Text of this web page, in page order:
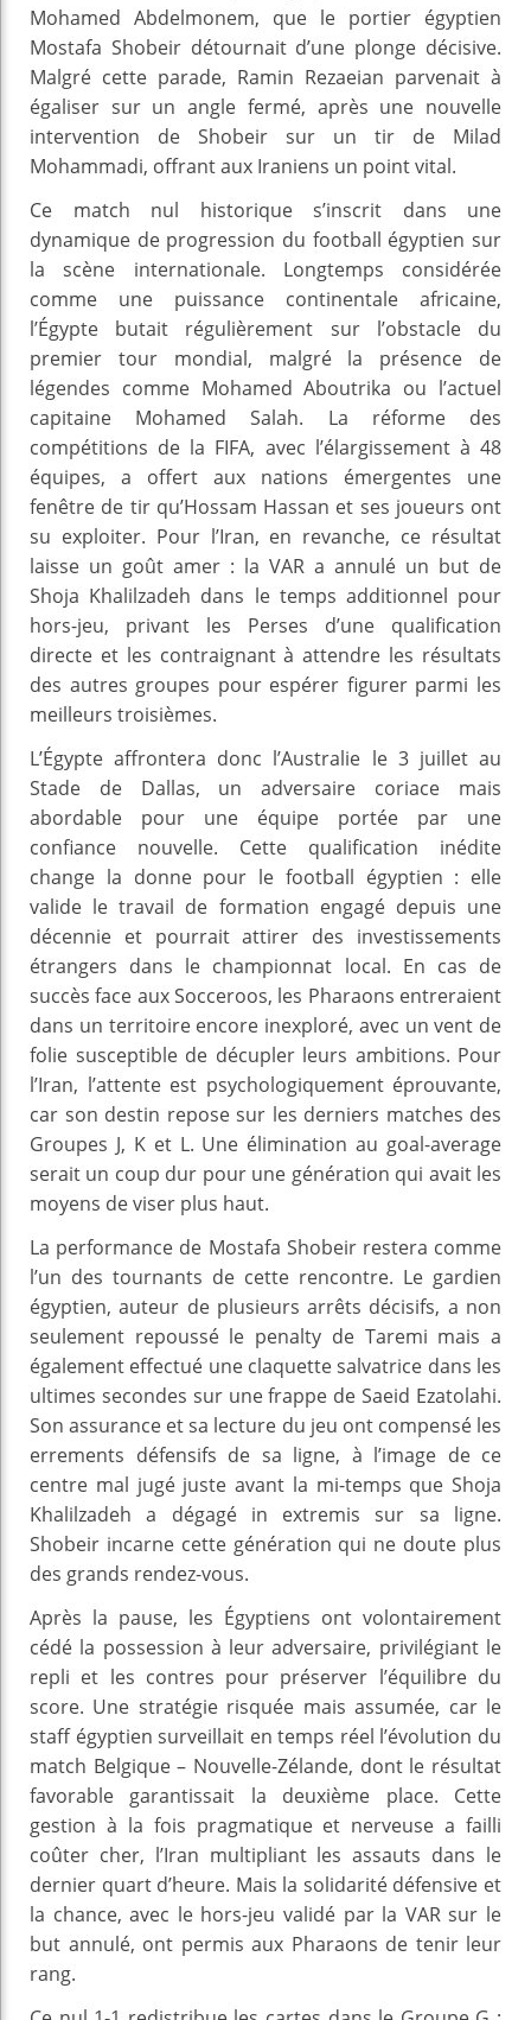
Mohamed Abdelmonem, que le portier égyptien
Mostafa Shobeir détournait d’une plonge décisive.
Malgré cette parade, Ramin Rezaeian parvenait à
égaliser sur un angle fermé, après une nouvelle
intervention de Shobeir sur un tir de Milad
Mohammadi, offrant aux Iraniens un point vital.
Ce match nul historique s’inscrit dans une
dynamique de progression du football égyptien sur
la scène internationale. Longtemps considérée
comme une puissance continentale africaine,
l’Égypte butait régulièrement sur l’obstacle du
premier tour mondial, malgré la présence de
légendes comme Mohamed Aboutrika ou l’actuel
capitaine Mohamed Salah. La réforme des
compétitions de la FIFA, avec l’élargissement à 48
équipes, a offert aux nations émergentes une
fenêtre de tir qu’Hossam Hassan et ses joueurs ont
su exploiter. Pour l’Iran, en revanche, ce résultat
laisse un goût amer : la VAR a annulé un but de
Shoja Khalilzadeh dans le temps additionnel pour
hors-jeu, privant les Perses d’une qualification
directe et les contraignant à attendre les résultats
des autres groupes pour espérer figurer parmi les
meilleurs troisièmes.
L’Égypte affrontera donc l’Australie le 3 juillet au
Stade de Dallas, un adversaire coriace mais
abordable pour une équipe portée par une
confiance nouvelle. Cette qualification inédite
change la donne pour le football égyptien : elle
valide le travail de formation engagé depuis une
décennie et pourrait attirer des investissements
étrangers dans le championnat local. En cas de
succès face aux Socceroos, les Pharaons entreraient
dans un territoire encore inexploré, avec un vent de
folie susceptible de décupler leurs ambitions. Pour
l’Iran, l’attente est psychologiquement éprouvante,
car son destin repose sur les derniers matches des
Groupes J, K et L. Une élimination au goal-average
serait un coup dur pour une génération qui avait les
moyens de viser plus haut.
La performance de Mostafa Shobeir restera comme
l’un des tournants de cette rencontre. Le gardien
égyptien, auteur de plusieurs arrêts décisifs, a non
seulement repoussé le penalty de Taremi mais a
également effectué une claquette salvatrice dans les
ultimes secondes sur une frappe de Saeid Ezatolahi.
Son assurance et sa lecture du jeu ont compensé les
errements défensifs de sa ligne, à l’image de ce
centre mal jugé juste avant la mi-temps que Shoja
Khalilzadeh a dégagé in extremis sur sa ligne.
Shobeir incarne cette génération qui ne doute plus
des grands rendez-vous.
Après la pause, les Égyptiens ont volontairement
cédé la possession à leur adversaire, privilégiant le
repli et les contres pour préserver l’équilibre du
score. Une stratégie risquée mais assumée, car le
staff égyptien surveillait en temps réel l’évolution du
match Belgique – Nouvelle-Zélande, dont le résultat
favorable garantissait la deuxième place. Cette
gestion à la fois pragmatique et nerveuse a failli
coûter cher, l’Iran multipliant les assauts dans le
dernier quart d’heure. Mais la solidarité défensive et
la chance, avec le hors-jeu validé par la VAR sur le
but annulé, ont permis aux Pharaons de tenir leur
rang.